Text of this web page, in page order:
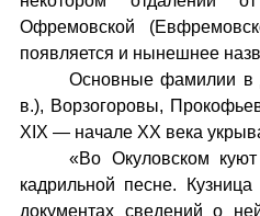
Офремовской
появляется и нынешнее
Основные фамилии в
в.), Ворзогоровы,
XIX — начале XX века
«Во Окуловском
кадрильной песне.
документах сведений о